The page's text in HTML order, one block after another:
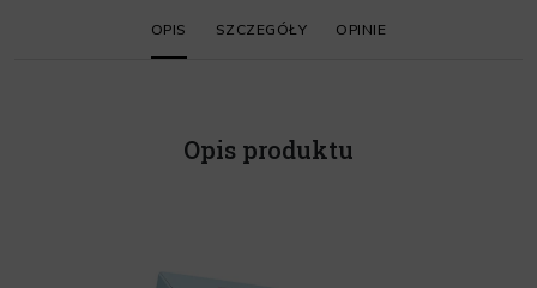
OPIS SZCZEGÓŁY OPINIE
Opis produktu